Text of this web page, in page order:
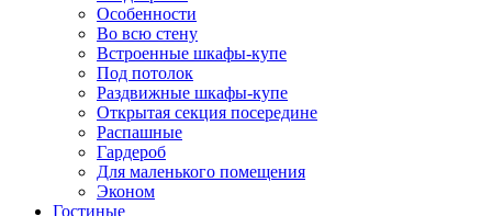
Особенности
Во всю стену
Встроенные шкафы-купе
Под потолок
Раздвижные шкафы-купе
Открытая секция посередине
Распашные
Гардероб
Для маленького помещения
Эконом
Гостиные